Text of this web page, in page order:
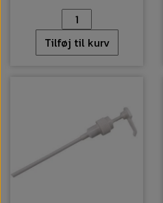
Tilføj til kurv